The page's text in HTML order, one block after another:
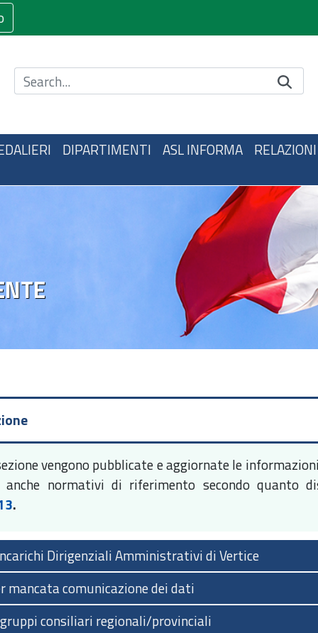
Cerca nel sito
DIPARTIMENTI ASL INFORMA
vengono pubblicate e aggiornate le
anche normativi di riferimento secondo
.
Dirigenziali Amministrativi di Vertice
mancata comunicazione dei dati
consiliari regionali/provinciali